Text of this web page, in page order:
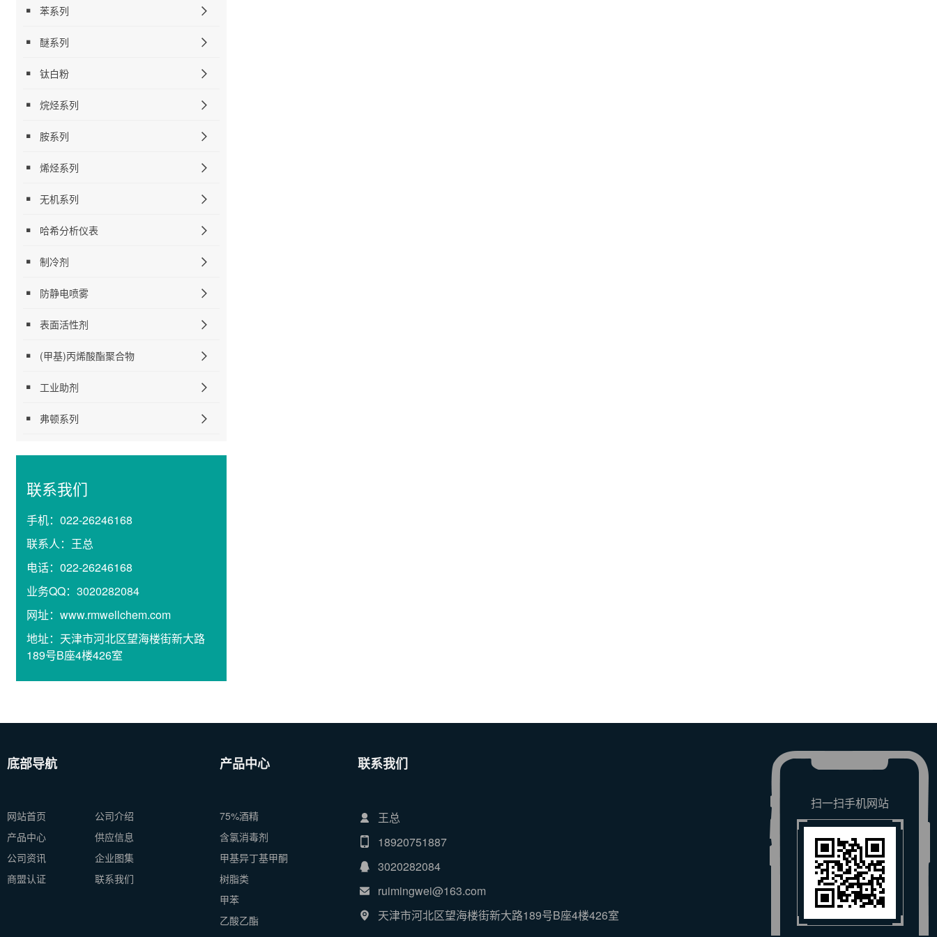
苯系列
醚系列
钛白粉
烷烃系列
胺系列
烯烃系列
无机系列
哈希分析仪表
制冷剂
防静电喷雾
表面活性剂
(甲基)丙烯酸酯聚合物
工业助剂
弗顿系列
联系我们
手机： 022-26246168
联系人： 王总
电话： 022-26246168
业务QQ： 3020282084
网址： www.rmwellchem.com
地址： 天津市河北区望海楼街新大路
189号B座4楼426室
底部导航
网站首页
公司介绍
产品中心
供应信息
公司资讯
企业图集
商盟认证
联系我们
产品中心
75%酒精
含氯消毒剂
甲基异丁基甲酮
树脂类
甲苯
乙酸乙酯
联系我们
王总
18920751887
3020282084
ruimingwei@163.com
天津市河北区望海楼街新大路189号B座4楼426室
扫一扫手机网站